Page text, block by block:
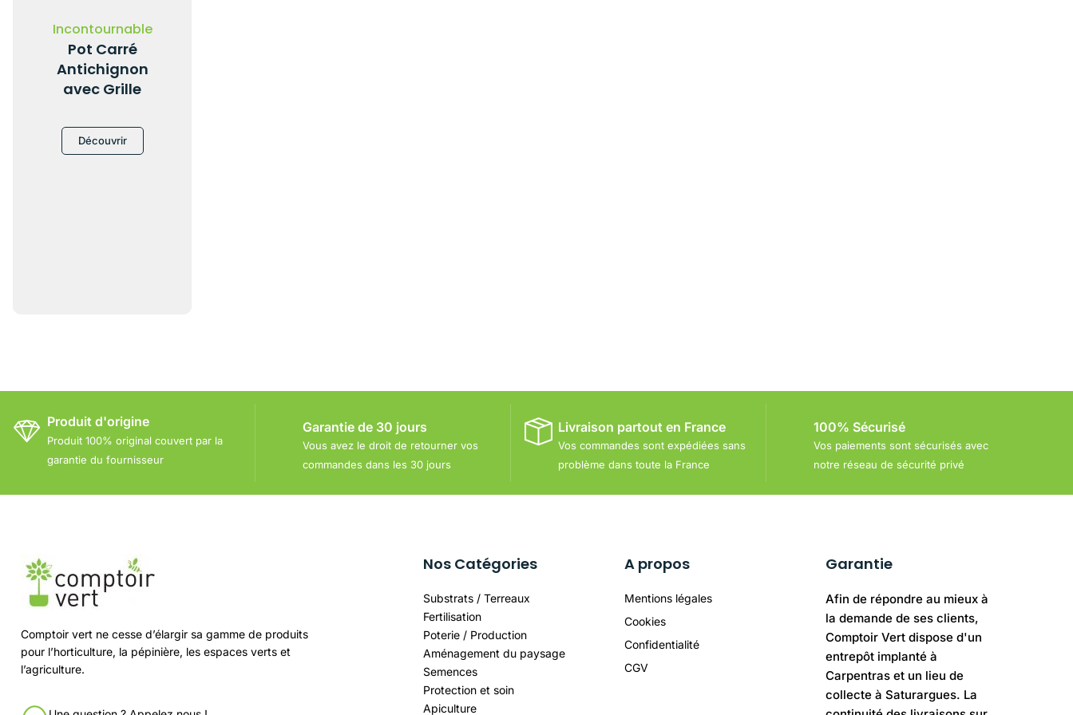
Incontournable
Pot Carré
Antichignon
avec Grille
Découvrir
Produit d'origine
Produit 100% original couvert par la
garantie du fournisseur
Garantie de 30 jours
Vous avez le droit de retourner vos
commandes dans les 30 jours
Livraison partout en France
Vos commandes sont expédiées sans
problème dans toute la France
100% Sécurisé
Vos paiements sont sécurisés avec
notre réseau de sécurité privé
Comptoir vert ne cesse d’élargir sa gamme de produits
pour l’horticulture, la pépinière, les espaces verts et
l’agriculture.
Nos Catégories
Substrats / Terreaux
Fertilisation
Poterie / Production
Aménagement du paysage
Semences
Protection et soin
Apiculture
A propos
Mentions légales
Cookies
Confidentialité
CGV
Garantie
Afin de répondre au mieux à
la demande de ses clients,
Comptoir Vert dispose d'un
entrepôt implanté à
Carpentras et un lieu de
collecte à Saturargues. La